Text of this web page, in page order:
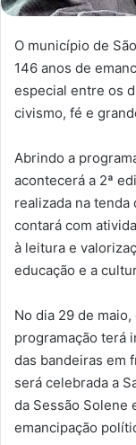
O município de
146 anos de
especial entre os
civismo, fé e
Abrindo a
acontecerá a 2ª
realizada na tenda
contará com
à leitura e
educação e a
No dia 29 de
programação terá
das bandeiras em
será celebrada a
da Sessão Solene
emancipação